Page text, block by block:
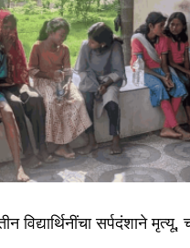
विद्यार्थिनींचा सर्पदंशाने मृत्यू,